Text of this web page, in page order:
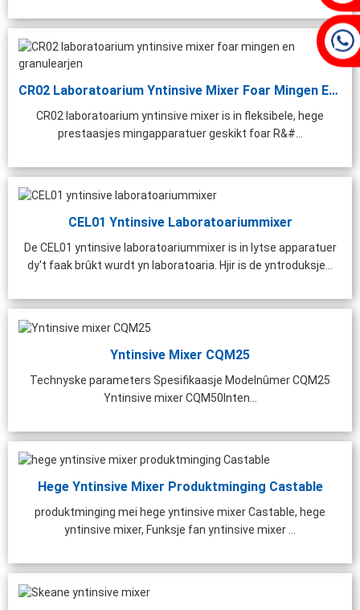
CR02 Laboratoarium Yntinsive Mixer Foar Mingen En ...
CR02 laboratoarium yntinsive mixer is in fleksibele, hege
prestaasjes mingapparatuer geskikt foar R&#...
CEL01 Yntinsive Laboratoariummixer
De CEL01 yntinsive laboratoariummixer is in lytse apparatuer
dy't faak brûkt wurdt yn laboratoaria. Hjir is de yntroduksje...
Yntinsive Mixer CQM25
Technyske parameters Spesifikaasje Modelnûmer CQM25
Yntinsive mixer CQM50Inten...
Hege Yntinsive Mixer Produktminging Castable
produktminging mei hege yntinsive mixer Castable, hege
yntinsive mixer, Funksje fan yntinsive mixer ...